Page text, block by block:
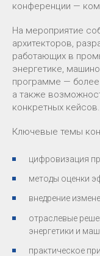
конференции —
На мероприятие
архитекторов,
работающих в
энергетике,
программе — более
а также
конкретных кейсов.
Ключевые темы
цифровизация
методы оценки
внедрение
отраслевые
энергетики и
практическое